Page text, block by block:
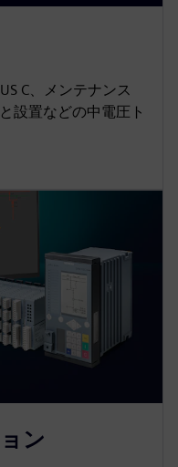
C、メンテナンス
設置などの中電圧ト
ン